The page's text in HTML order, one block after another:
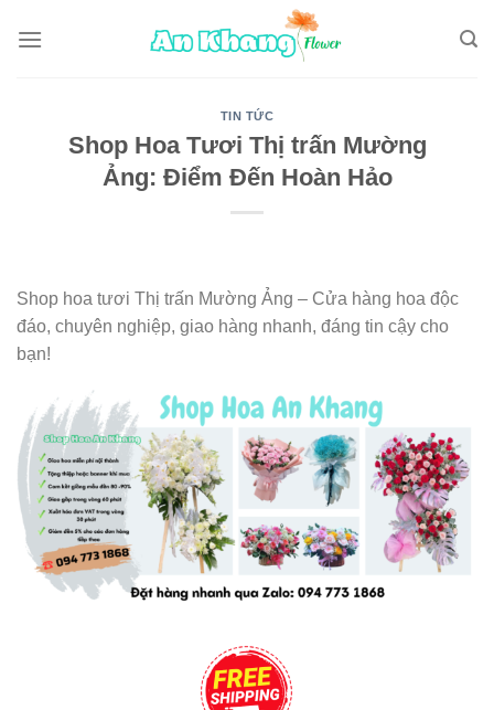
TIN TỨC
Shop Hoa Tươi Thị trấn Mường
Ảng: Điểm Đến Hoàn Hảo
Shop hoa tươi Thị trấn Mường Ảng – Cửa hàng hoa độc
đáo, chuyên nghiệp, giao hàng nhanh, đáng tin cậy cho
bạn!